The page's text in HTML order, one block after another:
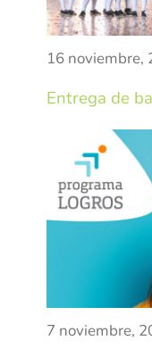
16 noviembre,
Entrega de
7 noviembre,